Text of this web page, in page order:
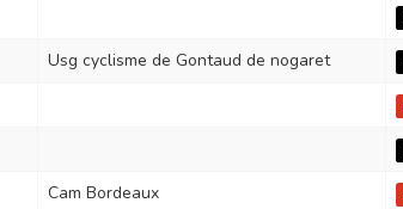
Usg cyclisme de Gontaud de nogaret
Cam Bordeaux